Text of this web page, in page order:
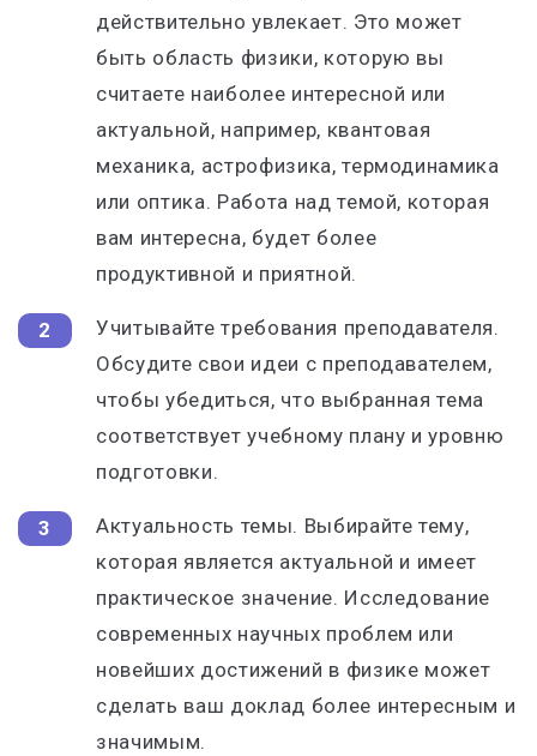
действительно увлекает. Это может
быть область физики, которую вы
считаете наиболее интересной или
актуальной, например, квантовая
механика, астрофизика, термодинамика
или оптика. Работа над темой, которая
вам интересна, будет более
продуктивной и приятной.
Учитывайте требования преподавателя.
Обсудите свои идеи с преподавателем,
чтобы убедиться, что выбранная тема
соответствует учебному плану и уровню
подготовки.
Актуальность темы. Выбирайте тему,
которая является актуальной и имеет
практическое значение. Исследование
современных научных проблем или
новейших достижений в физике может
сделать ваш доклад более интересным и
значимым.